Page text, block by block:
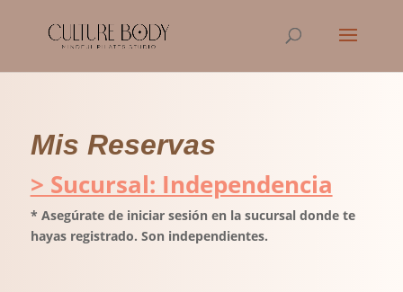
Mis Reservas
> Sucursal: Independencia
* Asegúrate de iniciar sesión en la sucursal donde te
hayas registrado. Son independientes.